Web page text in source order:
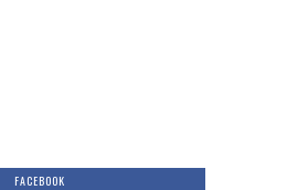
FACEBOOK